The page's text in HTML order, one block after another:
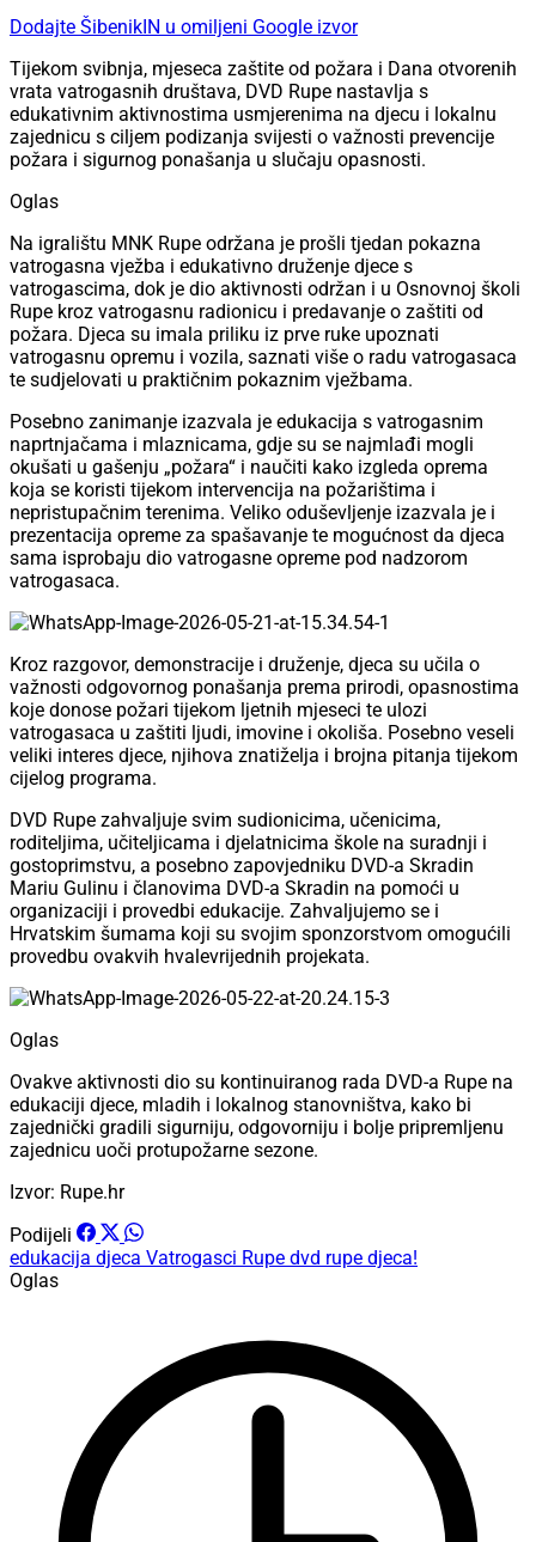
Dodajte ŠibenikIN u omiljeni Google izvor
Tijekom svibnja, mjeseca zaštite od požara i Dana otvorenih
vrata vatrogasnih društava, DVD Rupe nastavlja s
edukativnim aktivnostima usmjerenima na djecu i lokalnu
zajednicu s ciljem podizanja svijesti o važnosti prevencije
požara i sigurnog ponašanja u slučaju opasnosti.
Oglas
Na igralištu MNK Rupe održana je prošli tjedan pokazna
vatrogasna vježba i edukativno druženje djece s
vatrogascima, dok je dio aktivnosti održan i u Osnovnoj školi
Rupe kroz vatrogasnu radionicu i predavanje o zaštiti od
požara. Djeca su imala priliku iz prve ruke upoznati
vatrogasnu opremu i vozila, saznati više o radu vatrogasaca
te sudjelovati u praktičnim pokaznim vježbama.
Posebno zanimanje izazvala je edukacija s vatrogasnim
naprtnjačama i mlaznicama, gdje su se najmlađi mogli
okušati u gašenju „požara“ i naučiti kako izgleda oprema
koja se koristi tijekom intervencija na požarištima i
nepristupačnim terenima. Veliko oduševljenje izazvala je i
prezentacija opreme za spašavanje te mogućnost da djeca
sama isprobaju dio vatrogasne opreme pod nadzorom
vatrogasaca.
Kroz razgovor, demonstracije i druženje, djeca su učila o
važnosti odgovornog ponašanja prema prirodi, opasnostima
koje donose požari tijekom ljetnih mjeseci te ulozi
vatrogasaca u zaštiti ljudi, imovine i okoliša. Posebno veseli
veliki interes djece, njihova znatiželja i brojna pitanja tijekom
cijelog programa.
DVD Rupe zahvaljuje svim sudionicima, učenicima,
roditeljima, učiteljicama i djelatnicima škole na suradnji i
gostoprimstvu, a posebno zapovjedniku DVD-a Skradin
Mariu Gulinu i članovima DVD-a Skradin na pomoći u
organizaciji i provedbi edukacije. Zahvaljujemo se i
Hrvatskim šumama koji su svojim sponzorstvom omogućili
provedbu ovakvih hvalevrijednih projekata.
Oglas
Ovakve aktivnosti dio su kontinuiranog rada DVD-a Rupe na
edukaciji djece, mladih i lokalnog stanovništva, kako bi
zajednički gradili sigurniju, odgovorniju i bolje pripremljenu
zajednicu uoči protupožarne sezone.
Izvor: Rupe.hr
Podijeli
edukacija djeca Vatrogasci Rupe dvd rupe djeca!
Oglas